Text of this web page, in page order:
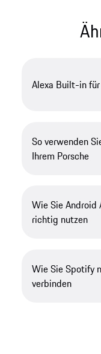
Alexa Built-in
So verwenden
Ihrem Porsche
Wie Sie Android
richtig nutzen
Wie Sie Spotify
verbinden